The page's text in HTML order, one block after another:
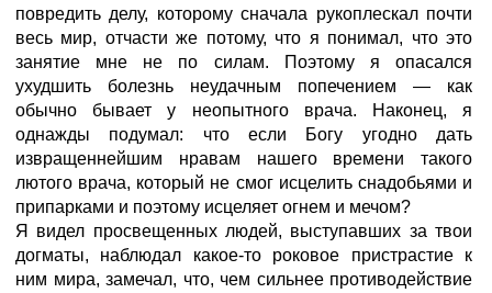
повредить делу, которому сначала рукоплескал почти
весь мир, отчасти же потому, что я понимал, что это
занятие мне не по силам. Поэтому я опасался
ухудшить болезнь неудачным попечением — как
обычно бывает у неопытного врача. Наконец, я
однажды подумал: что если Богу угодно дать
извращеннейшим нравам нашего времени такого
лютого врача, который не смог исцелить снадобьями и
припарками и поэтому исцеляет огнем и мечом?
Я видел просвещенных людей, выступавших за твои
догматы, наблюдал какое-то роковое пристрастие к
ним мира, замечал, что, чем сильнее противодействие